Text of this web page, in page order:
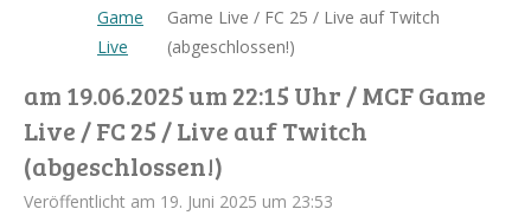
Game
Live
Game Live / FC 25 / Live auf Twitch
(abgeschlossen!)
am 19.06.2025 um 22:15 Uhr / MCF Game
Live / FC 25 / Live auf Twitch
(abgeschlossen!)
Veröffentlicht am 19. Juni 2025 um 23:53